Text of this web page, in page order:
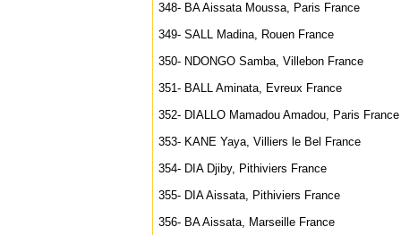
348- BA Aissata Moussa, Paris France
349- SALL Madina, Rouen France
350- NDONGO Samba, Villebon France
351- BALL Aminata, Evreux France
352- DIALLO Mamadou Amadou, Paris France
353- KANE Yaya, Villiers le Bel France
354- DIA Djiby, Pithiviers France
355- DIA Aissata, Pithiviers France
356- BA Aissata, Marseille France